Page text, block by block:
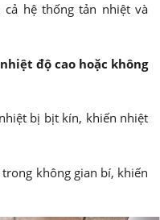
hệ thống tản nhiệt và
độ cao hoặc không
bị bịt kín, khiến nhiệt
không gian bí, khiến